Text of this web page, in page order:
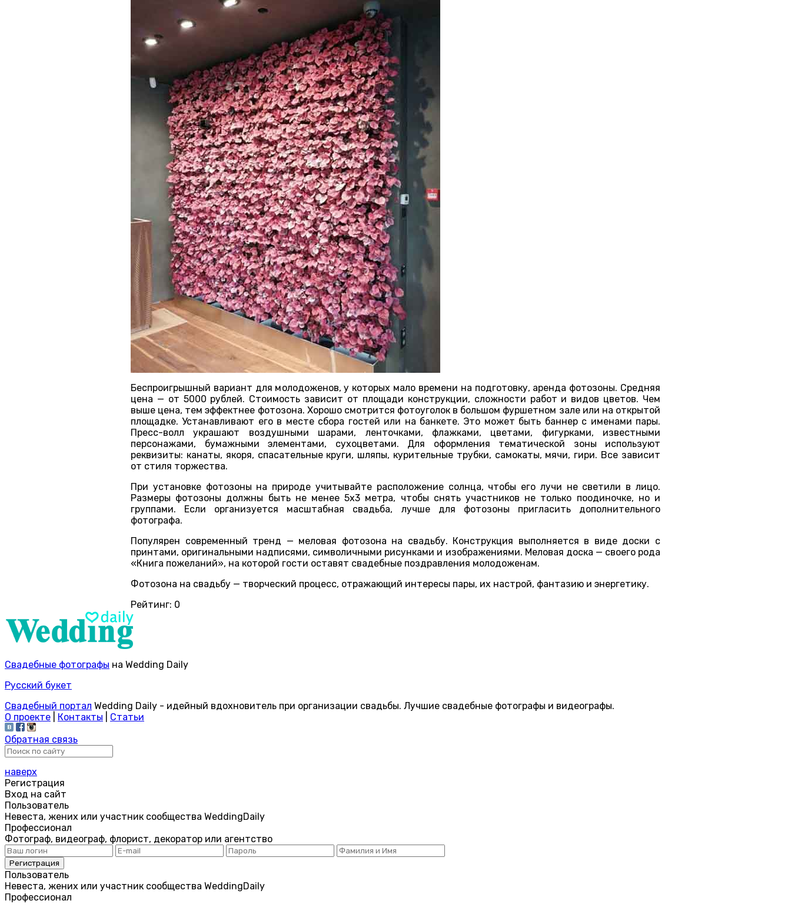
Беспроигрышный вариант для молодоженов, у которых мало времени на подготовку, аренда фотозоны. Средняя
цена — от 5000 рублей. Стоимость зависит от площади конструкции, сложности работ и видов цветов. Чем
выше цена, тем эффектнее фотозона. Хорошо смотрится фотоуголок в большом фуршетном зале или на открытой
площадке. Устанавливают его в месте сбора гостей или на банкете. Это может быть баннер с именами пары.
Пресс-волл украшают воздушными шарами, ленточками, флажками, цветами, фигурками, известными
персонажами, бумажными элементами, сухоцветами. Для оформления тематической зоны используют
реквизиты: канаты, якоря, спасательные круги, шляпы, курительные трубки, самокаты, мячи, гири. Все зависит
от стиля торжества.
При установке фотозоны на природе учитывайте расположение солнца, чтобы его лучи не светили в лицо.
Размеры фотозоны должны быть не менее 5х3 метра, чтобы снять участников не только поодиночке, но и
группами. Если организуется масштабная свадьба, лучше для фотозоны пригласить дополнительного
фотографа.
Популярен современный тренд — меловая фотозона на свадьбу. Конструкция выполняется в виде доски с
принтами, оригинальными надписями, символичными рисунками и изображениями. Меловая доска — своего рода
«Книга пожеланий», на которой гости оставят свадебные поздравления молодоженам.
Фотозона на свадьбу — творческий процесс, отражающий интересы пары, их настрой, фантазию и энергетику.
Рейтинг: 0
Свадебные фотографы на Wedding Daily
Русский букет
Свадебный портал Wedding Daily - идейный вдохновитель при организации свадьбы. Лучшие свадебные фотографы и видеографы.
О проекте
Контакты
Статьи
Обратная связь
наверх
Регистрация
Вход на сайт
Пользователь
Невеста, жених или участник сообщества WeddingDaily
Профессионал
Фотограф, видеограф, флорист, декоратор или агентство
Пользователь
Невеста, жених или участник сообщества WeddingDaily
Профессионал